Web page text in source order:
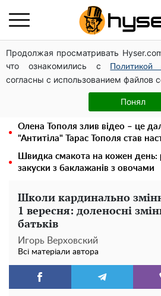
Продолжая просматривать
что ознакомились с
Политикой
согласны с использованием файлов
Понял
Дрони із націнкою: Олександр
мільйони оборонного бюджету
Естонії
Гола Олена Тополя у цікавих
щелепи: злив відео – було лише
Олена Тополя злив відео – це
"Антитіла" Тарас Тополя став
Швидка смакота на кожен день:
закуски з баклажанів з овочами
Школи кардинально
1 вересня: доленосні
батьків
Игорь Верховский
Всі матеріали автора